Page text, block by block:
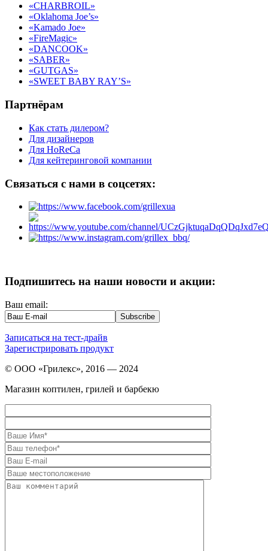
«CHARBROIL»
«Oklahoma Joe’s»
«Kamado Joe»
«FireMagic»
«DANCOOK»
«SABER»
«GUTGAS»
«SWEET BABY RAY’S»
Партнёрам
Как стать дилером?
Для дизайнеров
Для HoReCa
Для кейтеринговой компании
Связаться с нами в соцсетях:
Подпишитесь на наши новости и акции:
Ваш email:
Записаться на тест-драйв
Зарегистрировать продукт
© ООО «Грилекс», 2016 — 2024
Магазин коптилен, грилей и барбекю